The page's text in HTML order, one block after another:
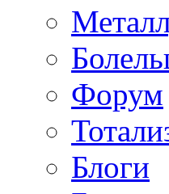
Форум
Блоги